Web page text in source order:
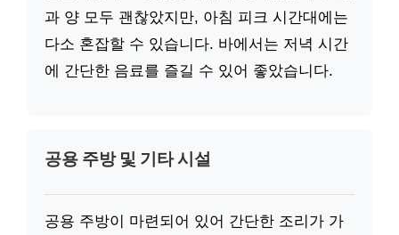
과 양 모두 괜찮았지만, 아침 피크 시간대에는
다소 혼잡할 수 있습니다. 바에서는 저녁 시간
에 간단한 음료를 즐길 수 있어 좋았습니다.
공용 주방 및 기타 시설
공용 주방이 마련되어 있어 간단한 조리가 가